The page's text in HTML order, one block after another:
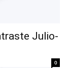
Julio-
0